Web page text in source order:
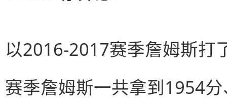
以2016-2017赛季詹姆斯打
赛季詹姆斯一共拿到1954